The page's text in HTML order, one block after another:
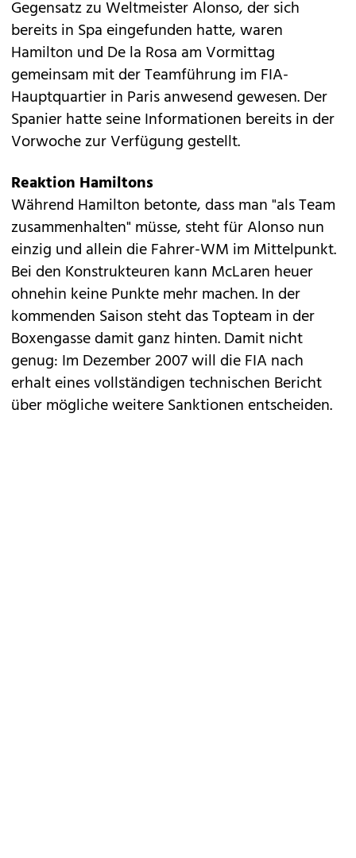
Gegensatz zu Weltmeister Alonso, der sich
bereits in Spa eingefunden hatte, waren
Hamilton und De la Rosa am Vormittag
gemeinsam mit der Teamführung im FIA-
Hauptquartier in Paris anwesend gewesen. Der
Spanier hatte seine Informationen bereits in der
Vorwoche zur Verfügung gestellt.
Reaktion Hamiltons
Während Hamilton betonte, dass man "als Team
zusammenhalten" müsse, steht für Alonso nun
einzig und allein die Fahrer-WM im Mittelpunkt.
Bei den Konstrukteuren kann McLaren heuer
ohnehin keine Punkte mehr machen. In der
kommenden Saison steht das Topteam in der
Boxengasse damit ganz hinten. Damit nicht
genug: Im Dezember 2007 will die FIA nach
erhalt eines vollständigen technischen Bericht
über mögliche weitere Sanktionen entscheiden.